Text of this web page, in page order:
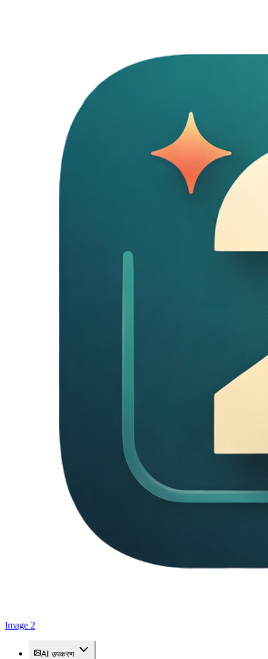
Image 2
AI उपकरण